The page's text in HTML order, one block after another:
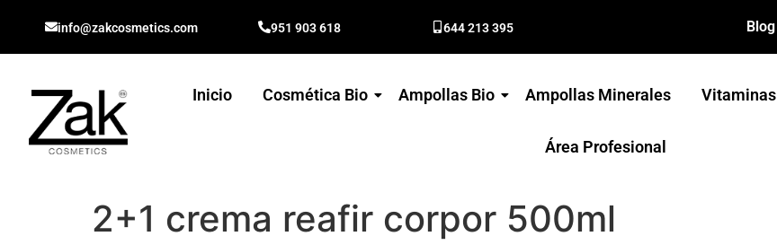
info@zakcosmetics.com 951 903 618 644 213 395 Blog
Inicio Cosmética Bio Ampollas Bio Ampollas Minerales Vitaminas
Área Profesional
2+1 crema reafir corpor 500ml